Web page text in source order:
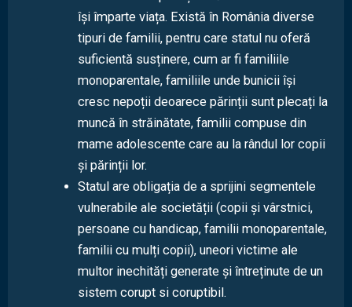
își împarte viața. Există în România diverse
tipuri de familii, pentru care statul nu oferă
suficientă susținere, cum ar fi familiile
monoparentale, familiile unde bunicii își
cresc nepoții deoarece părinții sunt plecați la
muncă în străinătate, familii compuse din
mame adolescente care au la rândul lor copii
și părinții lor.
Statul are obligația de a sprijini segmentele
vulnerabile ale societății (copii și vârstnici,
persoane cu handicap, familii monoparentale,
familii cu mulți copii), uneori victime ale
multor inechități generate și întreținute de un
sistem corupt si coruptibil.